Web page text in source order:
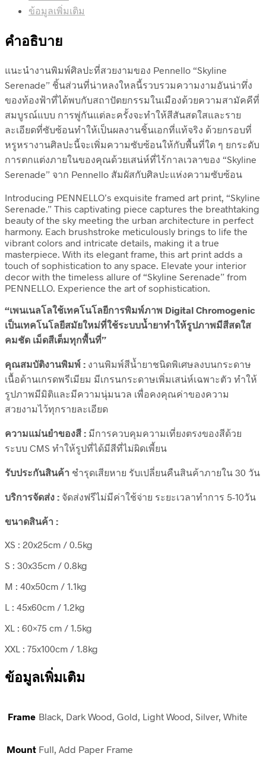
ข้อมูลเพิ่มเติม
คำอธิบาย
แนะนำงานพิมพ์ศิลปะที่สวยงามของ Pennello “Skyline
Serenade” ชิ้นส่วนที่น่าหลงใหลนี้รวบรวมความงามอันน่าทึ่ง
ของท้องฟ้าที่ได้พบกับสถาปัตยกรรมในเมืองด้วยความสามัคคีที่
สมบูรณ์แบบ การพู่กันแต่ละครั้งจะทำให้สีสันสดใสและราย
ละเอียดที่ซับซ้อนทำให้เป็นผลงานชิ้นเอกที่แท้จริง ด้วยกรอบที่
หรูหรางานศิลปะนี้จะเพิ่มความซับซ้อนให้กับพื้นที่ใด ๆ ยกระดับ
การตกแต่งภายในของคุณด้วยเสน่ห์ที่ไร้กาลเวลาของ “Skyline
Serenade” จาก Pennello สัมผัสกับศิลปะแห่งความซับซ้อน
Introducing PENNELLO’s exquisite framed art print, “Skyline
Serenade.” This captivating piece captures the breathtaking
beauty of the sky meeting the urban architecture in perfect
harmony. Each brushstroke meticulously brings to life the
vibrant colors and intricate details, making it a true
masterpiece. With its elegant frame, this art print adds a
touch of sophistication to any space. Elevate your interior
decor with the timeless allure of “Skyline Serenade” from
PENNELLO. Experience the art of sophistication.
“เพนเนลโลใช้เทคโนโลยีการพิมพ์ภาพ Digital Chromogenic
เป็นเทคโนโลยีสมัยใหม่ที่ใช้ระบบน้ำยาทำให้รูปภาพมีสีสดใส
คมชัด เม็ดสีเต็มทุกพื้นที่”
คุณสมบัติงานพิมพ์ : งานพิมพ์สีน้ำยาชนิดพิเศษลงบนกระดาษ
เนื้อด้านเกรดพรีเมียม มีเกรนกระดาษเพิ่มเสน่ห์เฉพาะตัว ทำให้
รูปภาพมีมิติและมีความนุ่มนวล เพื่อคงคุณค่าของความ
สวยงามไว้ทุกรายละเอียด
ความแม่นยำของสี : มีการควบคุมความเที่ยงตรงของสีด้วย
ระบบ CMS ทำให้รูปที่ได้มีสีที่ไม่ผิดเพี้ยน
รับประกันสินค้า ชำรุดเสียหาย รับเปลี่ยนคืนสินค้าภายใน 30 วัน
บริการจัดส่ง : จัดส่งฟรีไม่มีค่าใช้จ่าย ระยะเวลาทำการ 5-10วัน
ขนาดสินค้า :
XS : 20x25cm / 0.5kg
S : 30x35cm / 0.8kg
M : 40x50cm / 1.1kg
L : 45x60cm / 1.2kg
XL : 60×75 cm / 1.5kg
XXL : 75x100cm / 1.8kg
ข้อมูลเพิ่มเติม
Frame Black, Dark Wood, Gold, Light Wood, Silver, White
Mount Full, Add Paper Frame